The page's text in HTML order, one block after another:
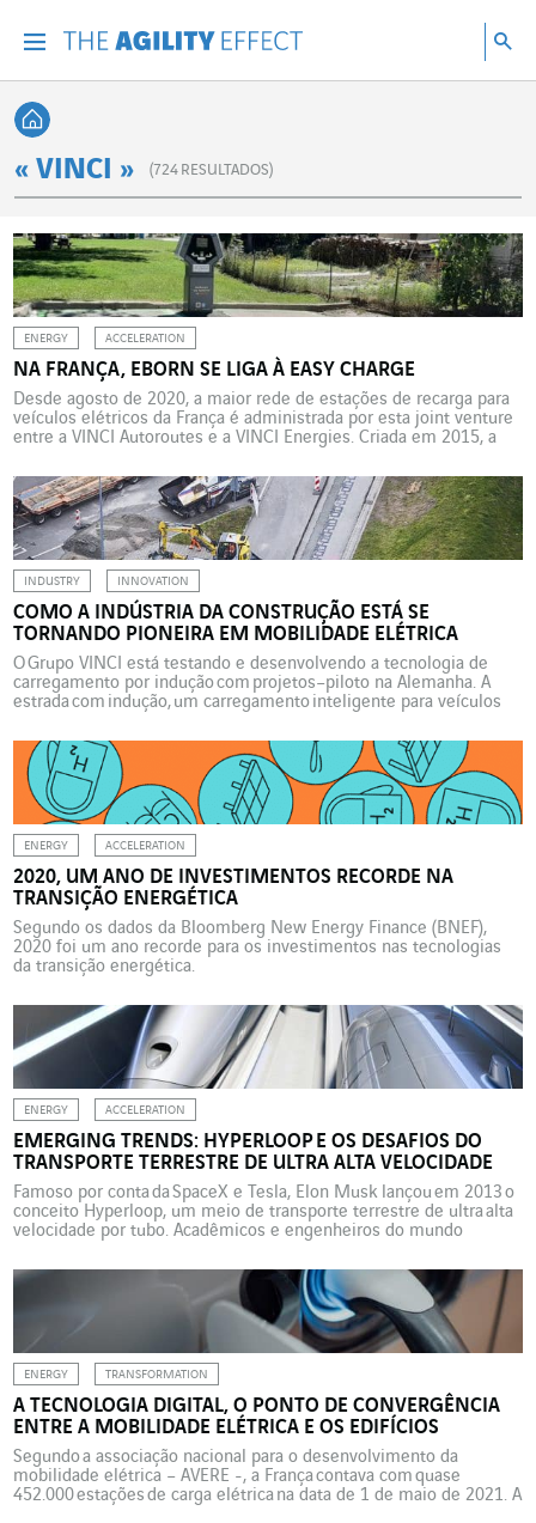
Voltar à página inicial
« VINCI » (724 RESULTADOS)
ENERGY ACCELERATION
NA FRANÇA, EBORN SE LIGA À EASY CHARGE
Desde agosto de 2020, a maior rede de estações de recarga para
veículos elétricos da França é administrada por esta joint venture
entre a VINCI Autoroutes e a VINCI Energies. Criada em 2015, a
onze operadores de energia no sudeste da França. Esta rede de
1.200 estações […]
INDUSTRY INNOVATION
COMO A INDÚSTRIA DA CONSTRUÇÃO ESTÁ SE
TORNANDO PIONEIRA EM MOBILIDADE ELÉTRICA
O Grupo VINCI está testando e desenvolvendo a tecnologia de
carregamento por indução com projetos–piloto na Alemanha. A
estrada com indução, um carregamento inteligente para veículos
estradas dentro de cinco a dez anos. O relatório Estratégia de
mobilidade sustentável e inteligente da União europeia, publicado
em dezembro de 2020, prevê que haverá 30 milhões […]
ENERGY ACCELERATION
2020, UM ANO DE INVESTIMENTOS RECORDE NA
TRANSIÇÃO ENERGÉTICA
Segundo os dados da Bloomberg New Energy Finance (BNEF),
2020 foi um ano recorde para os investimentos nas tecnologias
da transição energética.
ENERGY ACCELERATION
EMERGING TRENDS: HYPERLOOP E OS DESAFIOS DO
TRANSPORTE TERRESTRE DE ULTRA ALTA VELOCIDADE
Famoso por conta da SpaceX e Tesla, Elon Musk lançou em 2013 o
conceito Hyperloop, um meio de transporte terrestre de ultra alta
velocidade por tubo. Acadêmicos e engenheiros do mundo
começaram a desenvolver seus próprios projetos de
transporte por tubo. Aquilo que, durante anos, não passou de uma
ideia maluca, daquelas que ilustram a capa de livros de ficção
científica, está […]
ENERGY TRANSFORMATION
A TECNOLOGIA DIGITAL, O PONTO DE CONVERGÊNCIA
ENTRE A MOBILIDADE ELÉTRICA E OS EDIFÍCIOS
Segundo a associação nacional para o desenvolvimento da
mobilidade elétrica – AVERE -, a França contava com quase
452.000 estações de carga elétrica na data de 1 de maio de 2021. A